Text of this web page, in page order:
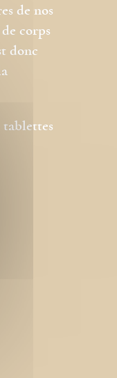
de nos
corps
donc